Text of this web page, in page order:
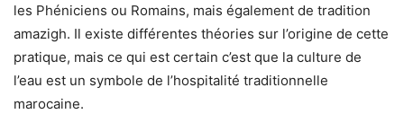
les Phéniciens ou Romains, mais également de tradition
amazigh. Il existe différentes théories sur l’origine de cette
pratique, mais ce qui est certain c’est que la culture de
l’eau est un symbole de l’hospitalité traditionnelle
marocaine.